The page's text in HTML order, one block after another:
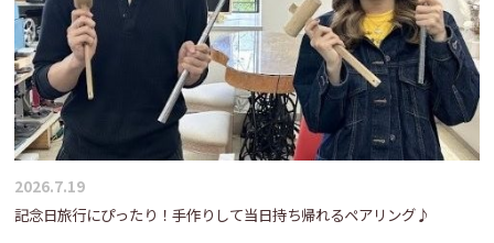
2026.7.19
記念日旅行にぴったり！手作りして当日持ち帰れるペアリング♪